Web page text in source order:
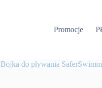
Promocje
Bojka do pływania